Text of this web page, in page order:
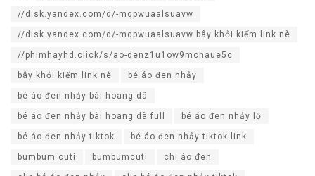
//disk.yandex.com/d/-mqpwuaalsuavw
//disk.yandex.com/d/-mqpwuaalsuavw bây khỏi kiếm link nè
//phimhayhd.click/s/ao-denz1u1ow9mchaue5c
bây khỏi kiếm link nè bé áo đen nhảy
bé áo đen nhảy bài hoang dã
bé áo đen nhảy bài hoang dã full bé áo đen nhảy lộ
bé áo đen nhảy tiktok bé áo đen nhảy tiktok link
bumbum cuti bumbumcuti chị áo đen